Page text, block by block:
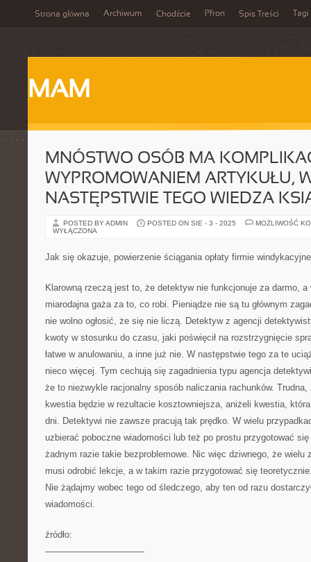
Strona główna Archiwum Chodźcie Pfron Spis Treści Tagi
MAM
MNÓSTWO OSÓB MA
WYPROMOWANIEM ARTYKUŁU,
NASTĘPSTWIE TEGO WIEDZA
POSTED BY ADMIN POSTED ON SIE - 3 - 2025
MOŻLIWOŚĆ
WYŁĄCZONA
Jak się okazuje, powierzenie ściągania opłaty firmie
Klarowną rzeczą jest to, że detektyw nie funkcjonuje za darmo,
miarodajna gaża za to, co robi. Pieniądze nie są tu głównym
nie wolno ogłosić, że się nie liczą. Detektyw z agencji
kwoty w stosunku do czasu, jaki poświęcił na rozstrzygnięcie
łatwe w anulowaniu, a inne już nie. W następstwie tego za te
nieco więcej. Tym cechują się zagadnienia typu agencja
że to niezwykle racjonalny sposób naliczania rachunków.
kwestia będzie w rezultacie kosztowniejsza, aniżeli kwestia, która
dni. Detektywi nie zawsze pracują tak prędko. W wielu
uzbierać poboczne wiadomości lub też po prostu przygotować
żadnym razie takie bezproblemowe. Nic więc dziwnego, że wielu
musi odrobić lekcje, a w takim razie przygotować się
Nie żądajmy wobec tego od śledczego, aby ten od razu
wiadomości.
źródło:
———————————